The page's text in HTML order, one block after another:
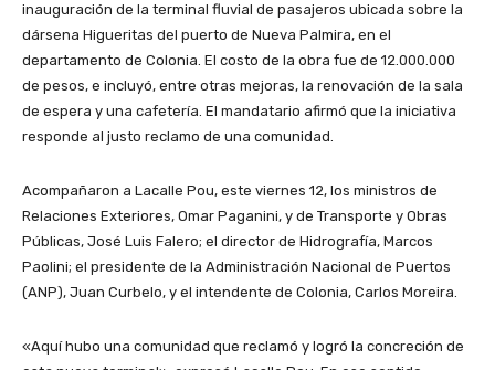
inauguración de la terminal fluvial de pasajeros ubicada sobre la
dársena Higueritas del puerto de Nueva Palmira, en el
departamento de Colonia. El costo de la obra fue de 12.000.000
de pesos, e incluyó, entre otras mejoras, la renovación de la sala
de espera y una cafetería. El mandatario afirmó que la iniciativa
responde al justo reclamo de una comunidad.
Acompañaron a Lacalle Pou, este viernes 12, los ministros de
Relaciones Exteriores, Omar Paganini, y de Transporte y Obras
Públicas, José Luis Falero; el director de Hidrografía, Marcos
Paolini; el presidente de la Administración Nacional de Puertos
(ANP), Juan Curbelo, y el intendente de Colonia, Carlos Moreira.
«Aquí hubo una comunidad que reclamó y logró la concreción de